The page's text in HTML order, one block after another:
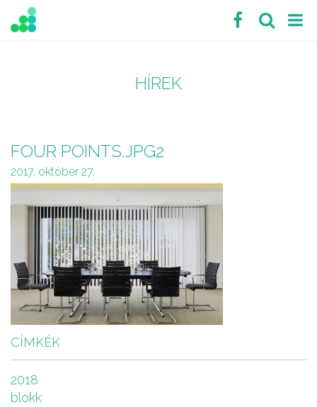
HÍREK
FOUR POINTS.JPG2
2017. október 27.
CÍMKÉK
2018
blokk